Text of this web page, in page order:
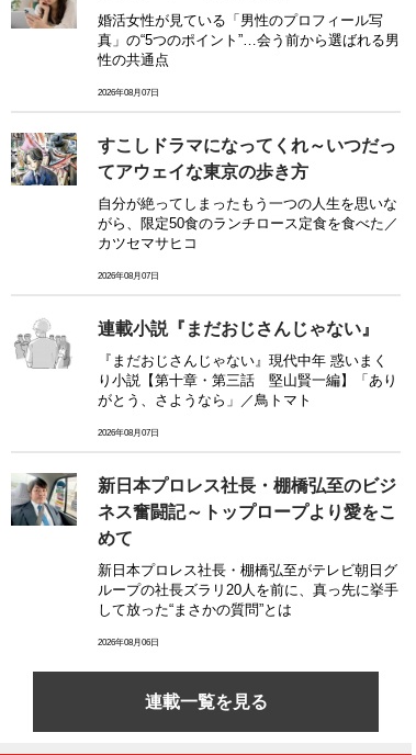
婚活女性が見ている「男性のプロフィール写
真」の“5つのポイント”…会う前から選ばれる男
性の共通点
2026年08月07日
すこしドラマになってくれ～いつだっ
てアウェイな東京の歩き方
自分が絶ってしまったもう一つの人生を思いな
がら、限定50食のランチロース定食を食べた／
カツセマサヒコ
2026年08月07日
連載小説『まだおじさんじゃない』
『まだおじさんじゃない』現代中年 惑いまく
り小説【第十章・第三話 堅山賢一編】「あり
がとう、さようなら」／鳥トマト
2026年08月07日
新日本プロレス社長・棚橋弘至のビジ
ネス奮闘記～トップロープより愛をこ
めて
新日本プロレス社長・棚橋弘至がテレビ朝日グ
ループの社長ズラリ20人を前に、真っ先に挙手
して放った“まさかの質問”とは
2026年08月06日
連載一覧を見る